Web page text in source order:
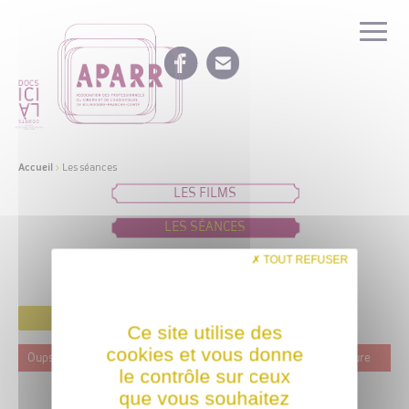
Accueil > Les séances
LES FILMS
LES SÉANCES
IDÉES DE PROGRAMMATION
Oups ! Ce film n'est programmé actuellement dans aucune structure
Ce site utilise des
cookies et vous donne
le contrôle sur ceux
que vous souhaitez
TOUT REFUSER